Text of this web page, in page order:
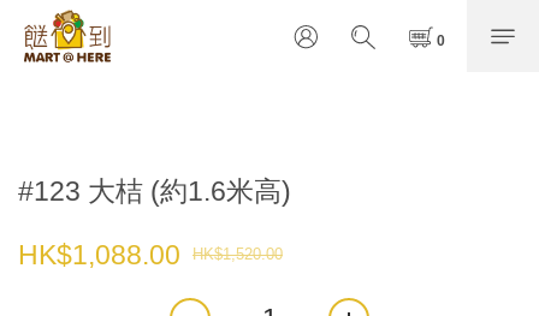
#123 大桔 (約1.6米高)
HK$1,520.00
HK$1,088.00